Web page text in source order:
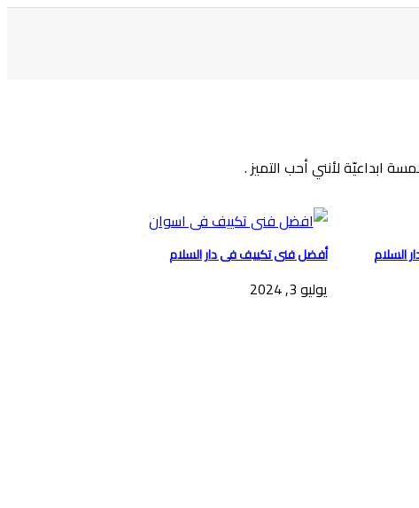
ابداعيّة لأنني أحب التميز .
السلام أفضل فنى تكييف فى دار السلام
يوليو 3, 2024